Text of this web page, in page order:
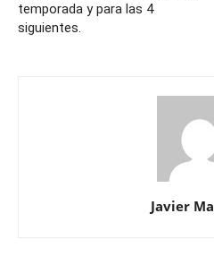
temporada y para las 4
siguientes.
Javier